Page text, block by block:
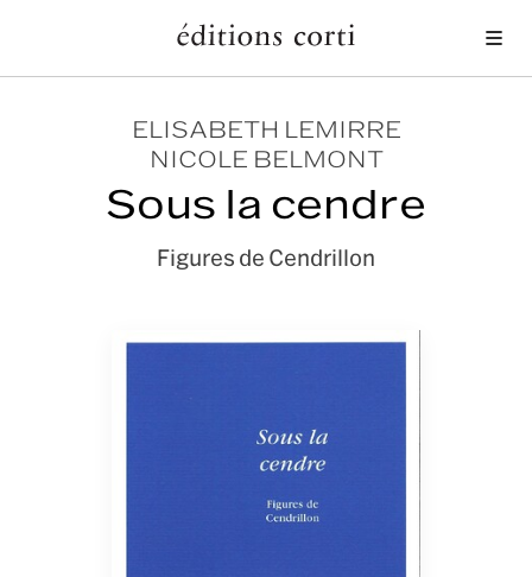
ELISABETH LEMIRRE
NICOLE BELMONT
Sous la cendre
Figures de Cendrillon